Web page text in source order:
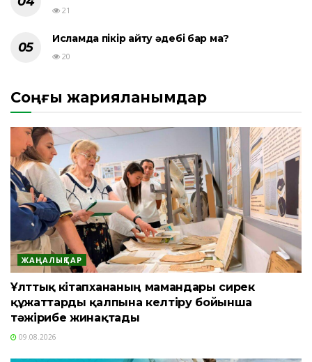
21
Исламда пікір айту әдебі бар ма?
20
Соңғы жарияланымдар
ЖАҢАЛЫҚТАР
Ұлттық кітапхананың мамандары сирек
құжаттарды қалпына келтіру бойынша
тәжірибе жинақтады
09.08.2026